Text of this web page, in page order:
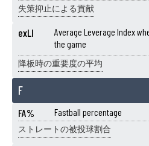
失策抑止による貢献
exLI
Average Leverage Index
the game
降板時の重要度の平均
F
FA% Fastball percentage
ストレートの被投球割合